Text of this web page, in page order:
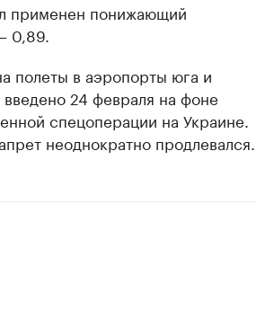
применен понижающий
0,89.
полеты в аэропорты юга и
24 февраля на фоне
спецоперации на Украине.
неоднократно продлевался.